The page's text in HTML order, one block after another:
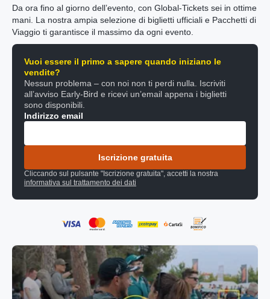
Da ora fino al giorno dell’evento, con Global-Tickets sei in ottime
mani. La nostra ampia selezione di biglietti ufficiali e Pacchetti di
Viaggio ti garantisce il massimo da ogni evento.
Vuoi essere il primo a sapere quando iniziano le
vendite?
Nessun problema – con noi non ti perdi nulla. Iscriviti
all’avviso Early-Bird e ricevi un’email appena i biglietti
sono disponibili.
Indirizzo email
Iscrizione gratuita
Cliccando sul pulsante "Iscrizione gratuita", accetti la nostra
informativa sul trattamento dei dati